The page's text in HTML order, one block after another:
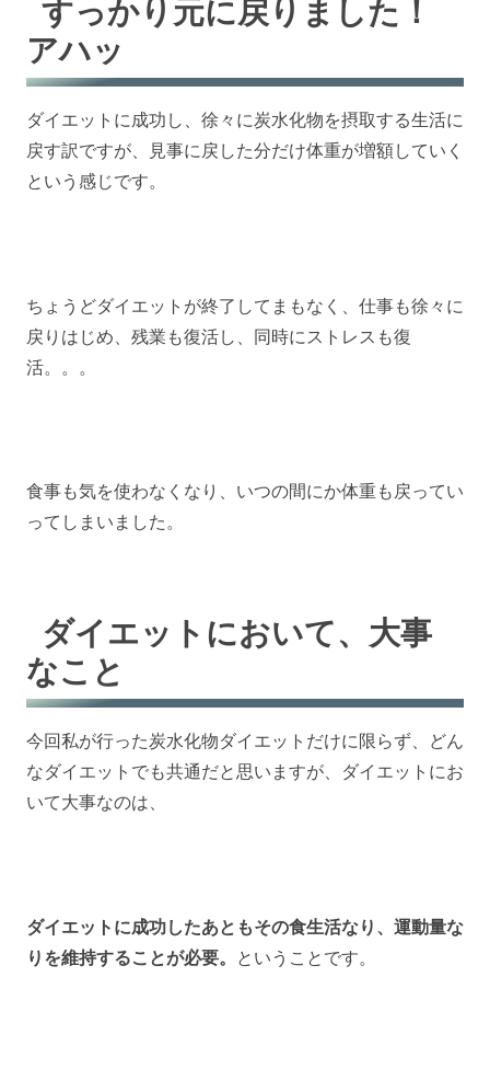
すっかり元に戻りました！
アハッ
ダイエットに成功し、徐々に炭水化物を摂取する生活に
戻す訳ですが、見事に戻した分だけ体重が増額していく
という感じです。
ちょうどダイエットが終了してまもなく、仕事も徐々に
戻りはじめ、残業も復活し、同時にストレスも復
活。。。
食事も気を使わなくなり、いつの間にか体重も戻ってい
ってしまいました。
ダイエットにおいて、大事
なこと
今回私が行った炭水化物ダイエットだけに限らず、どん
なダイエットでも共通だと思いますが、ダイエットにお
いて大事なのは、
ダイエットに成功したあともその食生活なり、運動量な
りを維持することが必要。 ということです。